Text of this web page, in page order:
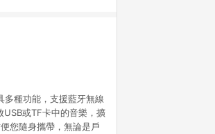
多種功能，支援藍牙無線
或TF卡中的音樂，擴
您隨身攜帶，無論是戶